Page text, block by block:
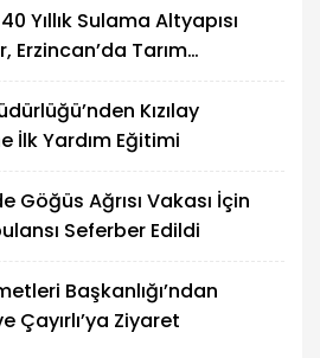
Yıllık Sulama Altyapısı
Erzincan’da Tarım
Kızılay
İlk Yardım Eğitimi
Göğüs Ağrısı Vakası İçin
Seferber Edildi
Başkanlığı’ndan
Çayırlı’ya Ziyaret